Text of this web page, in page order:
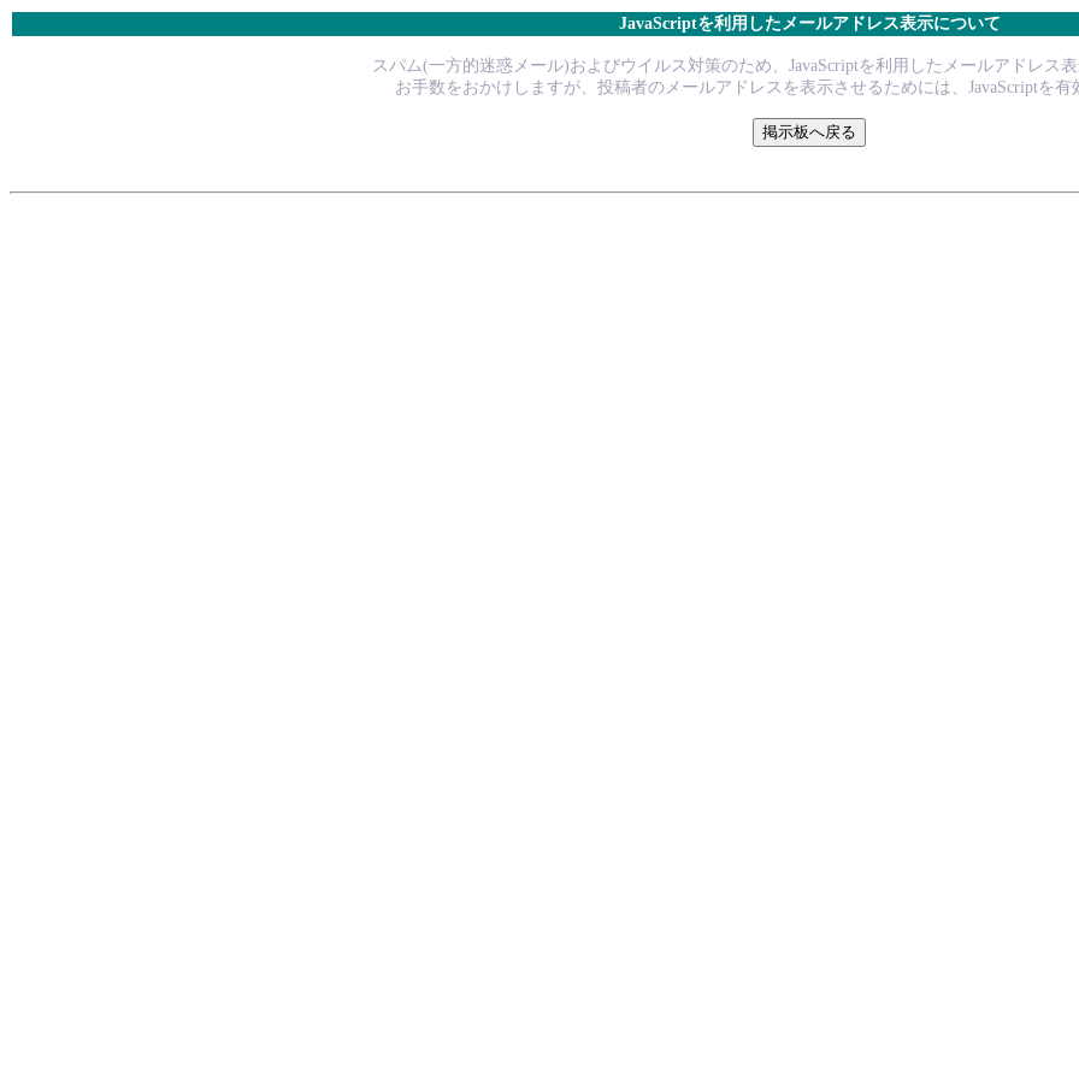
JavaScriptを利用したメールアドレス表示について
スパム(一方的迷惑メール)およびウイルス対策のため、JavaScriptを利用したメールアドレス表
お手数をおかけしますが、投稿者のメールアドレスを表示させるためには、JavaScriptを有